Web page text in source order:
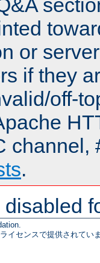
or
if they
off-
channel,
.
イセンスで提供されてい